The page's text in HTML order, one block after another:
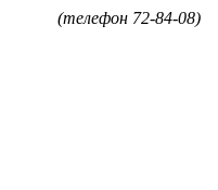
(телефон 72-84-08)